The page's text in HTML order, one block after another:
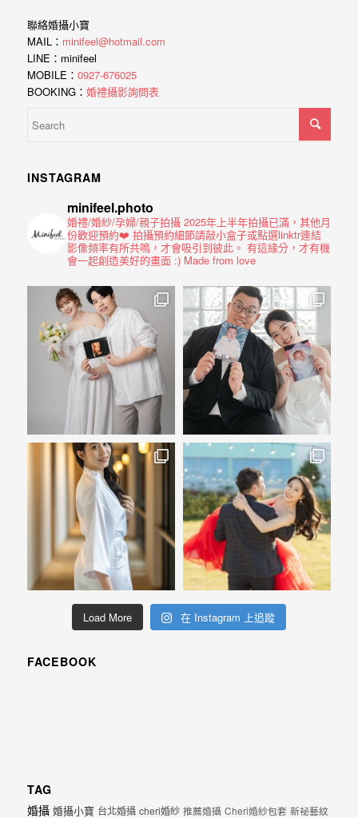
聯絡婚攝小寶
MAIL： minifeel@hotmail.com
LINE：minifeel
MOBILE： 0927-676025
BOOKING： 婚禮攝影詢問表
INSTAGRAM
minifeel.photo
婚禮/婚紗/孕婦/親子拍攝2025年上半年拍攝已滿，其他月
份歡迎預約❤️ 拍攝預約細節請敲小盒子或點選linktr連結
影像頻率有所共鳴，才會吸引到彼此。 有這緣分，才有機
會一起創造美好的畫面 :)Made from love
Load More 在 Instagram 上追蹤
FACEBOOK
TAG
婚攝 婚攝小寶 台北婚攝 cheri婚紗 推薦婚攝 Cheri婚紗包套 新祕藝紋